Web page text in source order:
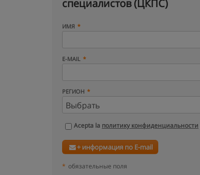
специалистов (ЦКПС)
ИМЯ
E-MAIL
РЕГИОН
Acepta la политику конфиденциальности
+ информация по E-mail
* обязательные поля